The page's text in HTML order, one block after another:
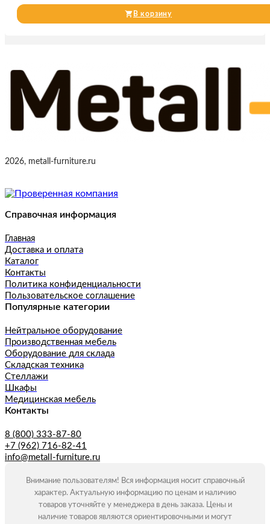
В корзину
2026, metall-furniture.ru
Справочная информация
Главная
Доставка и оплата
Каталог
Контакты
Политика конфиденциальности
Пользовательское соглашение
Популярные категории
Нейтральное оборудование
Производственная мебель
Оборудование для склада
Складская техника
Стеллажи
Шкафы
Медицинская мебель
Контакты
8 (800) 333-87-80
+7 (962) 716-82-41
info@metall-furniture.ru
Внимание пользователям! Вся информация носит справочный
характер. Актуальную информацию по ценам и наличию
товаров уточняйте у менеджера в день заказа. Цены и
наличие товаров являются ориентировочными и могут